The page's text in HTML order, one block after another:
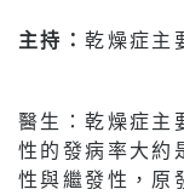
主持：乾燥症主
醫生：乾燥症主
性的發病率大約
性與繼發性，原